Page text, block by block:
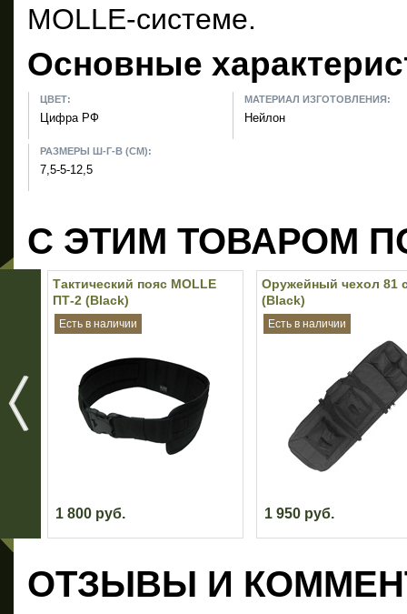
MOLLE-системе.
Основные
ЦВЕТ:
Цифра РФ
МАТЕРИАЛ ИЗГОТОВЛЕНИЯ:
Нейлон
РАЗМЕРЫ Ш-Г-В (СМ):
7,5-5-12,5
С ЭТИМ ТОВАРОМ
Тактический пояс MOLLE
ПТ-2 (Black)
Есть в наличии
1 800 руб.
Оружейный чехол 81
(Black)
Есть в наличии
1 950 руб.
ОТЗЫВЫ И